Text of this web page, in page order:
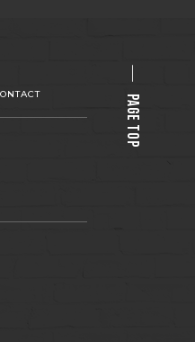
PAGE TOP